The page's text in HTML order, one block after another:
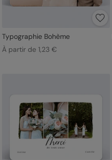
Typographie Bohème
À partir de 1,23 €